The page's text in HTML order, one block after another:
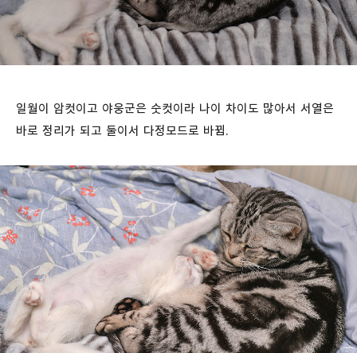
일월이 암컷이고 야웅군은 숫컷이라 나이 차이도 많아서 서열은
바로 정리가 되고 둘이서 다정모드로 바뀜.